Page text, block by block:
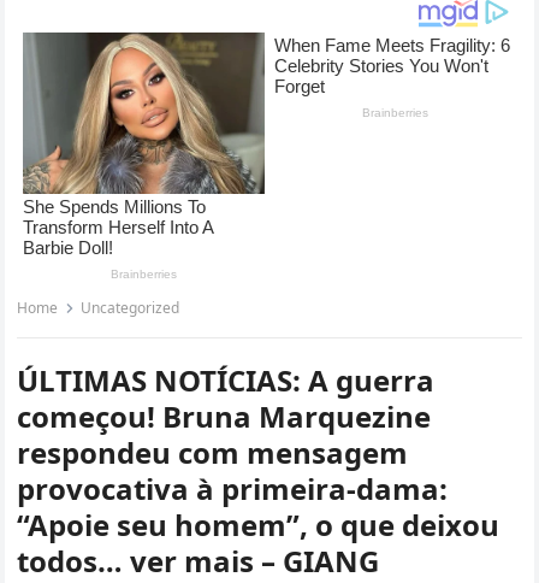
Home Uncategorized
ÚLTIMAS NOTÍCIAS: A guerra
começou! Bruna Marquezine
respondeu com mensagem
provocativa à primeira-dama:
“Apoie seu homem”, o que deixou
todos… ver mais – GIANG